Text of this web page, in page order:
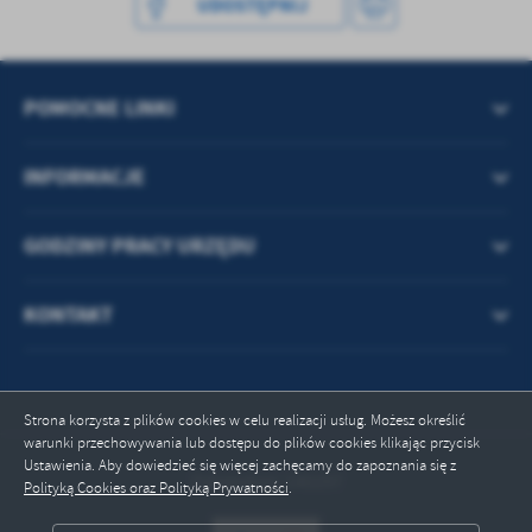
Strona korzysta z plików cookies w celu realizacji usług. Możesz określić
warunki przechowywania lub dostępu do plików cookies klikając przycisk
Ustawienia. Aby dowiedzieć się więcej zachęcamy do zapoznania się z
Polityką Cookies oraz Polityką Prywatności.
treści w postaci wiadomości, ofert, komunikatów mediów
UDOSTĘPNIJ
POMOCNE LINKI
INFORMACJE
GODZINY PRACY URZĘDU
KONTAKT
Odwiedzin: 140297